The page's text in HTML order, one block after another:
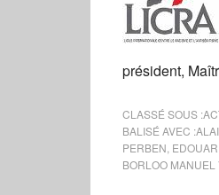
président,
CLASSÉ SOUS :
BALISÉ AVEC :
PERBEN
BORLOO MANUEL